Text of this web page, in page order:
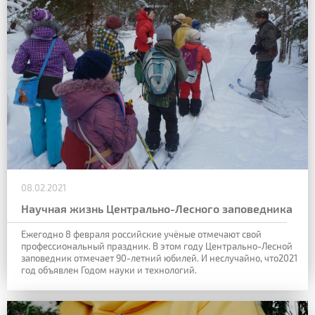
08.02.2021
Научная жизнь Центрально-Лесного заповедника
Ежегодно 8 февраля российские учёные отмечают свой
профессиональный праздник. В этом году Центрально-Лесной
заповедник отмечает 90-летний юбилей. И неслучайно, что2021
год объявлен Годом науки и технологий.